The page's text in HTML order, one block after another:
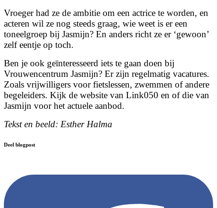
Vroeger had ze de ambitie om een actrice te worden, en
acteren wil ze nog steeds graag, wie weet is er een
toneelgroep bij Jasmijn? En anders richt ze er ‘gewoon’
zelf eentje op toch.
Ben je ook geïnteresseerd iets te gaan doen bij
Vrouwencentrum Jasmijn? Er zijn regelmatig vacatures.
Zoals vrijwilligers voor fietslessen, zwemmen of andere
begeleiders. Kijk de website van Link050 en of die van
Jasmijn voor het actuele aanbod.
Tekst en beeld: Esther Halma
Deel blogpost